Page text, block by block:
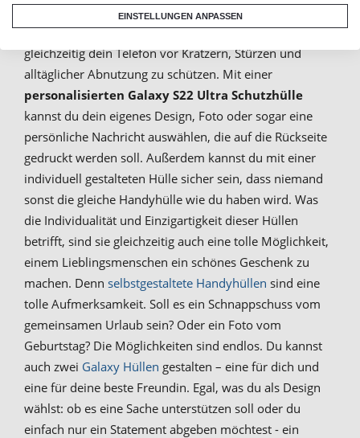
Die personalisierte Galaxy S22 Hülle ist der perfekte
Weg, um deinen persönlichen Stil zu zeigen und
gleichzeitig dein Telefon vor Kratzern, Stürzen und
alltäglicher Abnutzung zu schützen. Mit einer
personalisierten Galaxy S22 Ultra Schutzhülle
kannst du dein eigenes Design, Foto oder sogar eine
persönliche Nachricht auswählen, die auf die Rückseite
gedruckt werden soll. Außerdem kannst du mit einer
individuell gestalteten Hülle sicher sein, dass niemand
sonst die gleiche Handyhülle wie du haben wird. Was
die Individualität und Einzigartigkeit dieser Hüllen
betrifft, sind sie gleichzeitig auch eine tolle Möglichkeit,
einem Lieblingsmenschen ein schönes Geschenk zu
machen. Denn selbstgestaltete Handyhüllen sind eine
tolle Aufmerksamkeit. Soll es ein Schnappschuss vom
gemeinsamen Urlaub sein? Oder ein Foto vom
Geburtstag? Die Möglichkeiten sind endlos. Du kannst
auch zwei Galaxy Hüllen gestalten – eine für dich und
eine für deine beste Freundin. Egal, was du als Design
wählst: ob es eine Sache unterstützen soll oder du
einfach nur ein Statement abgeben möchtest - ein
EINSTELLUNGEN ANPASSEN